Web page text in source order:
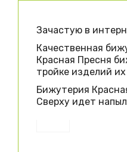
Зачастую в
Качественная
Красная Пресня
тройке изделий
Бижутерия
Сверху идет